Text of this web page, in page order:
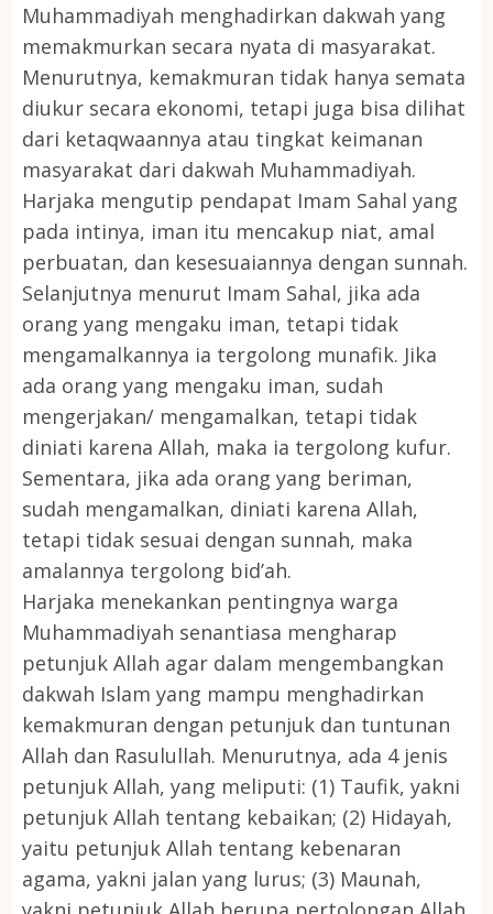
Muhammadiyah menghadirkan dakwah yang
memakmurkan secara nyata di masyarakat.
Menurutnya, kemakmuran tidak hanya semata
diukur secara ekonomi, tetapi juga bisa dilihat
dari ketaqwaannya atau tingkat keimanan
masyarakat dari dakwah Muhammadiyah.
Harjaka mengutip pendapat Imam Sahal yang
pada intinya, iman itu mencakup niat, amal
perbuatan, dan kesesuaiannya dengan sunnah.
Selanjutnya menurut Imam Sahal, jika ada
orang yang mengaku iman, tetapi tidak
mengamalkannya ia tergolong munafik. Jika
ada orang yang mengaku iman, sudah
mengerjakan/ mengamalkan, tetapi tidak
diniati karena Allah, maka ia tergolong kufur.
Sementara, jika ada orang yang beriman,
sudah mengamalkan, diniati karena Allah,
tetapi tidak sesuai dengan sunnah, maka
amalannya tergolong bid’ah.
Harjaka menekankan pentingnya warga
Muhammadiyah senantiasa mengharap
petunjuk Allah agar dalam mengembangkan
dakwah Islam yang mampu menghadirkan
kemakmuran dengan petunjuk dan tuntunan
Allah dan Rasulullah. Menurutnya, ada 4 jenis
petunjuk Allah, yang meliputi: (1) Taufik, yakni
petunjuk Allah tentang kebaikan; (2) Hidayah,
yaitu petunjuk Allah tentang kebenaran
agama, yakni jalan yang lurus; (3) Maunah,